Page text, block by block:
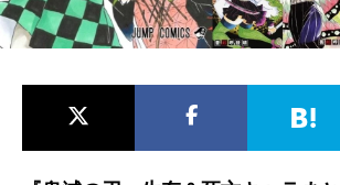
春アニメ 夏アニメ
男性声優/女性声優一覧